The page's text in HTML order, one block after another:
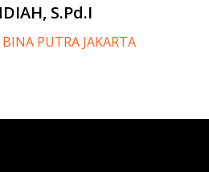
S.Pd.I
PUTRA JAKARTA